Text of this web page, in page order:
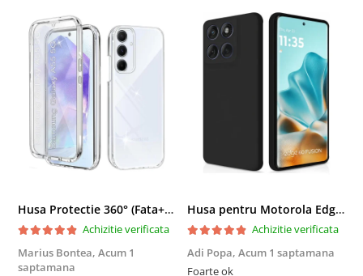
Husa Protectie 360° (Fata+Spate) compatibila Samsung Galaxy A55 5G, Transparanta, Protectie Completa
Achizitie verificata
Marius Bontea, Acum 1
saptamana
Husa pentru Motorola Edge 60 Fusion din sIlicon catifelat cu interior din microfibra si protectie la camere - Negru
Achizitie verificata
Adi Popa, Acum 1 saptamana
Foarte ok